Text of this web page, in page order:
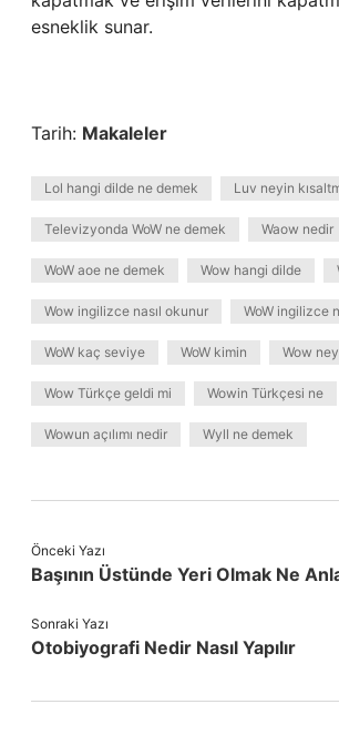
esneklik sunar.
Tarih: Makaleler
Lol hangi dilde ne demek Luv neyin
Televizyonda WoW ne demek Waow nedir
WoW aoe ne demek Wow hangi dilde
Wow ingilizce nasıl okunur WoW ingilizce
WoW kaç seviye WoW kimin Wow
Wow Türkçe geldi mi Wowin Türkçesi ne
Wowun açılımı nedir Wyll ne demek
Önceki Yazı
Başının Üstünde Yeri Olmak Ne
Sonraki Yazı
Otobiyografi Nedir Nasıl Yapılır